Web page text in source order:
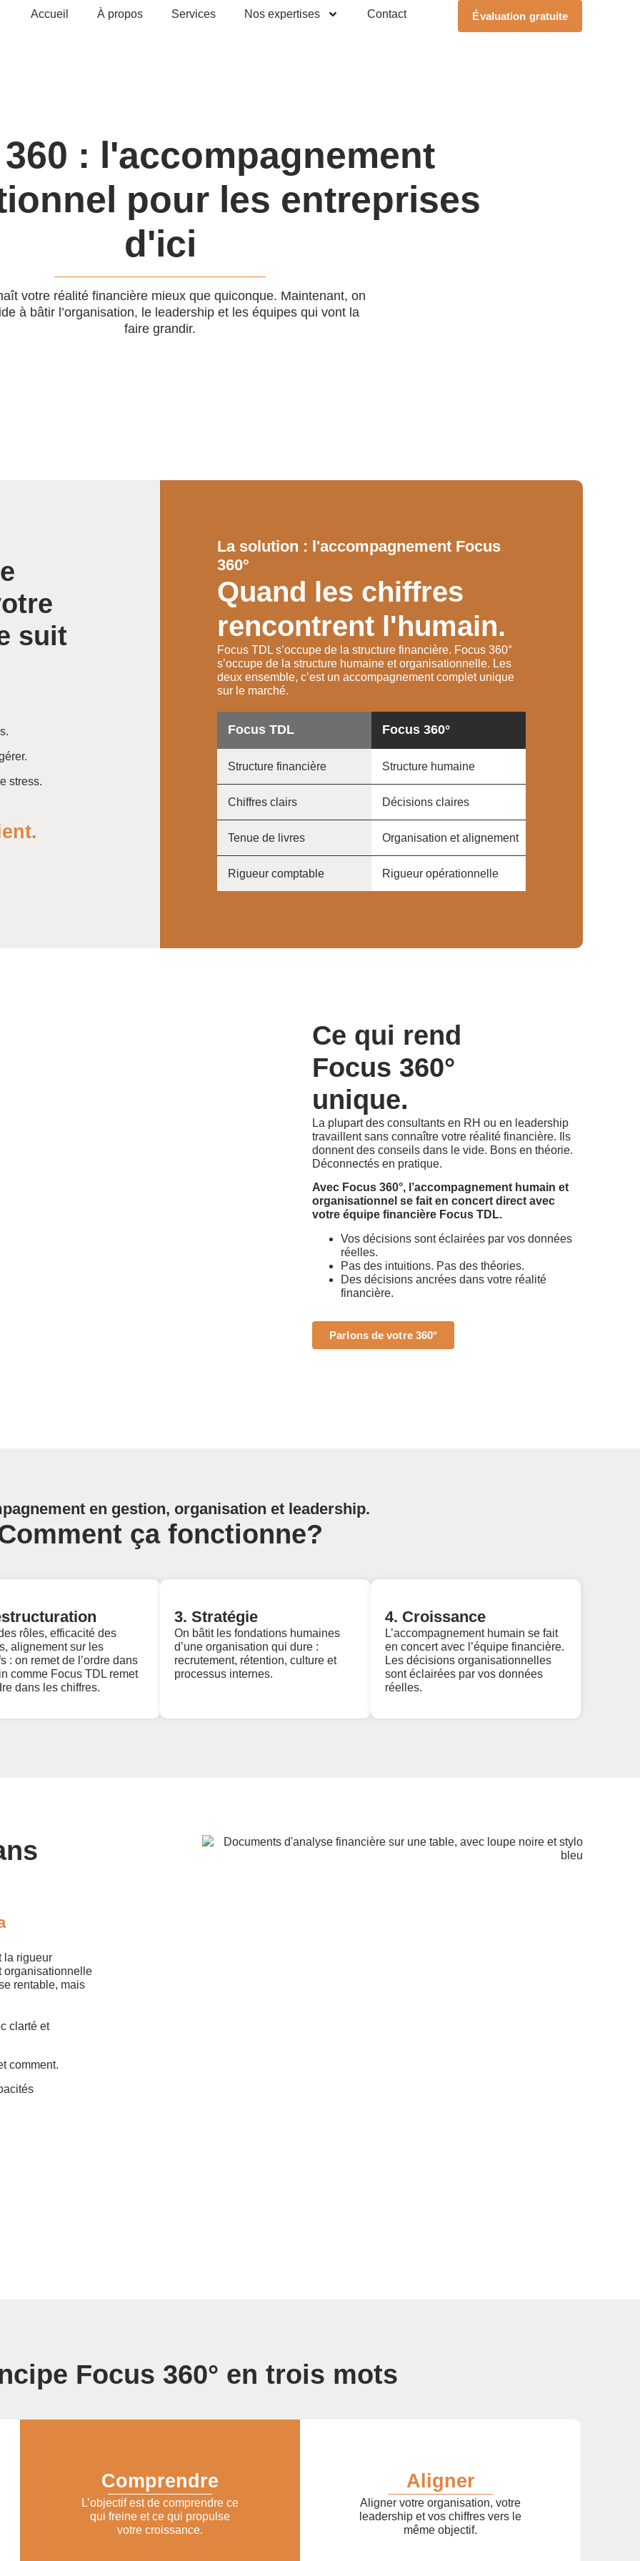
Accueil À propos Services Nos expertises Contact Évaluation gratuite
: l'accompagnement
pour les entreprises
d'ici
votre réalité financière mieux que quiconque. Maintenant, on
à bâtir l’organisation, le leadership et les équipes qui vont la
faire grandir.
suit
stress.
La solution : l'accompagnement Focus
360°
Quand les chiffres
rencontrent l'humain.
Focus TDL s’occupe de la structure financière. Focus 360°
s’occupe de la structure humaine et organisationnelle. Les
deux ensemble, c’est un accompagnement complet unique
sur le marché.
Focus TDL
Structure financière
Chiffres clairs
Tenue de livres
Rigueur comptable
Focus 360°
Structure humaine
Décisions claires
Organisation et alignement
Rigueur opérationnelle
Ce qui rend
Focus 360°
unique.
La plupart des consultants en RH ou en leadership
travaillent sans connaître votre réalité financière. Ils
donnent des conseils dans le vide. Bons en théorie.
Déconnectés en pratique.
Avec Focus 360°, l’accompagnement humain et
organisationnel se fait en concert direct avec
votre équipe financière Focus TDL.
Vos décisions sont éclairées par vos données
réelles.
Pas des intuitions. Pas des théories.
Des décisions ancrées dans votre réalité
financière.
Parlons de votre 360°
en gestion, organisation et leadership.
ça fonctionne?
rôles, efficacité des
alignement sur les
: on remet de l’ordre dans
comme Focus TDL remet
dans les chiffres.
3. Stratégie
On bâtit les fondations humaines
d’une organisation qui dure :
recrutement, rétention, culture et
processus internes.
4. Croissance
L’accompagnement humain se fait
en concert avec l’équipe financière.
Les décisions organisationnelles
sont éclairées par vos données
réelles.
la rigueur
organisationnelle
rentable, mais
clarté et
comment.
Focus 360° en trois mots
Comprendre
L’objectif est de comprendre ce
qui freine et ce qui propulse
votre croissance.
Aligner
Aligner votre organisation, votre
leadership et vos chiffres vers le
même objectif.